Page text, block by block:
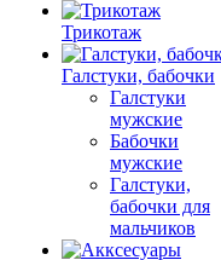
Трикотаж
Галстуки, бабочки
Галстуки
мужские
Бабочки
мужские
Галстуки,
бабочки для
мальчиков